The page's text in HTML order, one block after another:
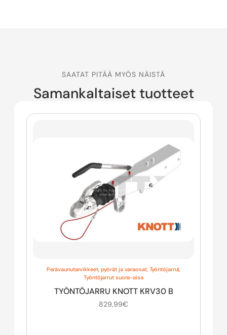
SAATAT PITÄÄ MYÖS NÄISTÄ
Samankaltaiset tuotteet
Perävaunutarvikkeet, pyörät ja varaosat, Työntöjarrut,
Työntöjarrut suora-aisa
TYÖNTÖJARRU KNOTT KRV30 B
829,99€